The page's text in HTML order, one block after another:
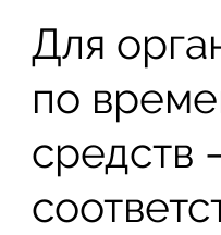
Для
по
средств